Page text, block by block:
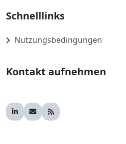
Schnelllinks
Nutzungsbedingungen
Kontakt aufnehmen